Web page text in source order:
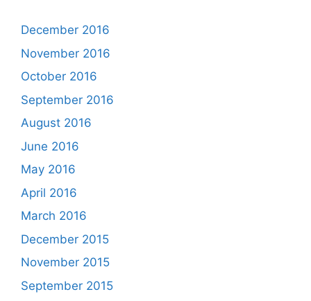
December 2016
November 2016
October 2016
September 2016
August 2016
June 2016
May 2016
April 2016
March 2016
December 2015
November 2015
September 2015